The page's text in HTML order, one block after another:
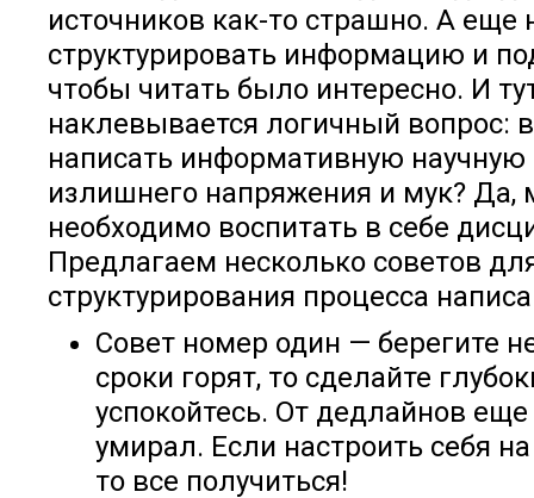
источников как-то страшно. А еще
структурировать информацию и
чтобы читать было интересно. И
наклевывается логичный вопрос:
написать информативную научную
излишнего напряжения и мук? Да,
необходимо воспитать в себе
Предлагаем несколько советов
структурирования процесса
Совет номер один — берегите
сроки горят, то сделайте
успокойтесь. От дедлайнов
умирал. Если настроить себя
то все получиться!